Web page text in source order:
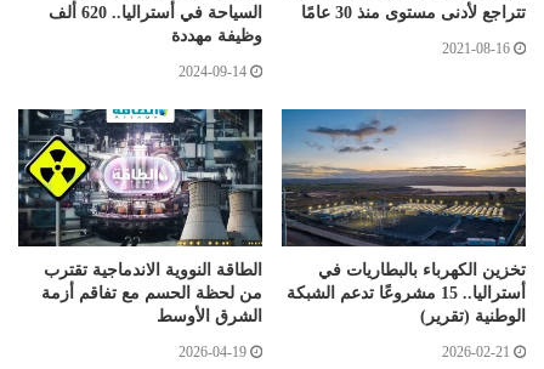
تتراجع لأدنى مستوى منذ 30 عامًا
2021-08-16
السياحة في أستراليا.. 620 ألف
وظيفة مهددة
2024-09-14
تخزين الكهرباء بالبطاريات في
أستراليا.. 15 مشروعًا تدعم الشبكة
الوطنية (تقرير)
2026-02-21
الطاقة النووية الاندماجية تقترب
من لحظة الحسم مع تفاقم أزمة
الشرق الأوسط
2026-04-19